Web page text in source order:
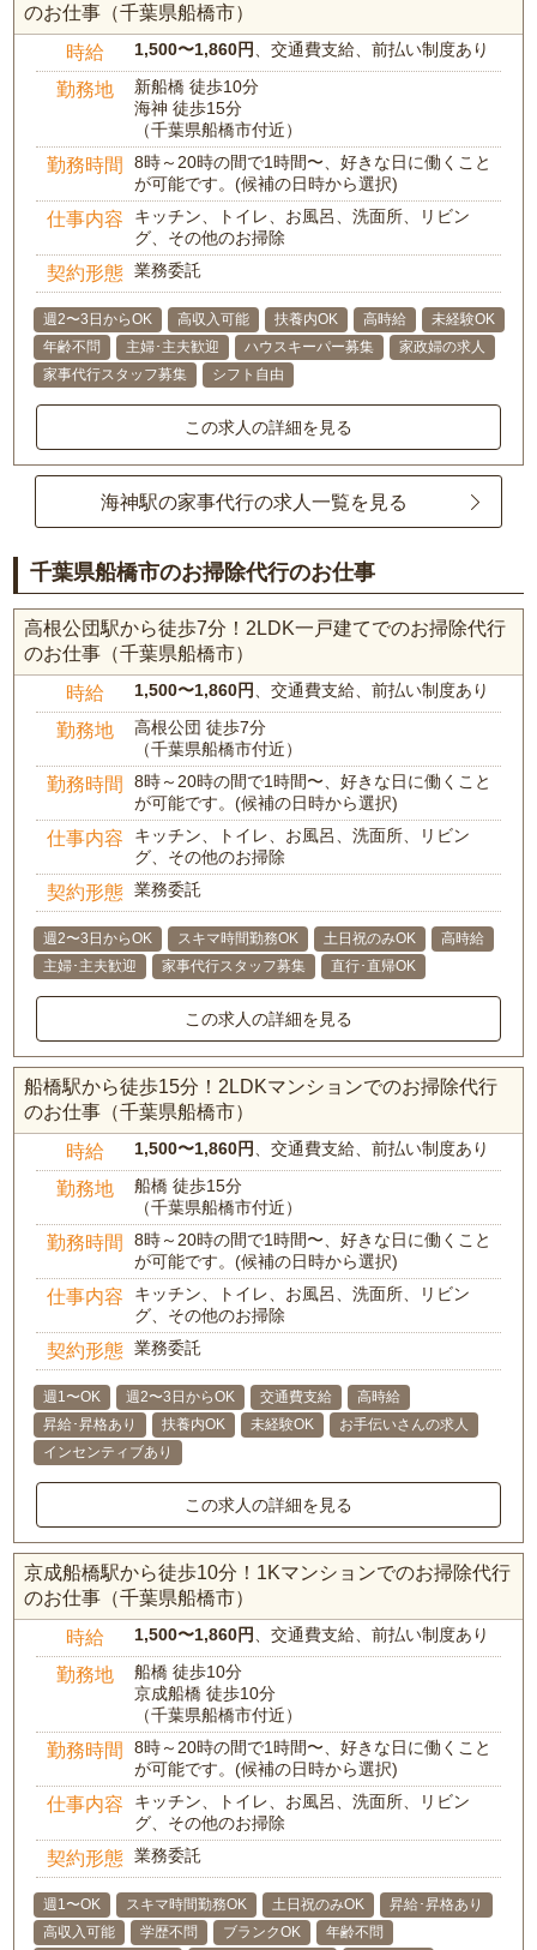
のお仕事（千葉県船橋市）
時給 1,500〜1,860円、交通費支給、前払い制度あり
勤務地
新船橋 徒歩10分
海神 徒歩15分
（千葉県船橋市付近）
勤務時間
8時～20時の間で1時間〜、好きな日に働くこと
が可能です。(候補の日時から選択)
仕事内容
キッチン、トイレ、お風呂、洗面所、リビン
グ、その他のお掃除
契約形態 業務委託
週2〜3日からOK 高収入可能 扶養内OK 高時給
未経験OK
年齢不問
主婦･主夫歓迎 ハウスキーパー募集
家政婦の求人
家事代行スタッフ募集
シフト自由
この求人の詳細を見る
海神駅の家事代行の求人一覧を見る
千葉県船橋市のお掃除代行のお仕事
高根公団駅から徒歩7分！2LDK一戸建てでのお掃除代行
のお仕事（千葉県船橋市）
時給 1,500〜1,860円 、交通費支給、前払い制度あり
勤務地
高根公団 徒歩7分
（千葉県船橋市付近）
勤務時間
8時～20時の間で1時間〜、好きな日に働くこと
が可能です。(候補の日時から選択)
仕事内容
キッチン、トイレ、お風呂、洗面所、リビン
グ、その他のお掃除
契約形態 業務委託
週2〜3日からOK スキマ時間勤務OK 土日祝のみOK
高時給
主婦･主夫歓迎
家事代行スタッフ募集 直行･直帰OK
この求人の詳細を見る
船橋駅から徒歩15分！2LDKマンションでのお掃除代行
のお仕事（千葉県船橋市）
時給 1,500〜1,860円 、交通費支給、前払い制度あり
勤務地
船橋 徒歩15分
（千葉県船橋市付近）
勤務時間
8時～20時の間で1時間〜、好きな日に働くこと
が可能です。(候補の日時から選択)
仕事内容
キッチン、トイレ、お風呂、洗面所、リビン
グ、その他のお掃除
契約形態 業務委託
週1〜OK 週2〜3日からOK 交通費支給
高時給
昇給･昇格あり
扶養内OK 未経験OK
お手伝いさんの求人
インセンティブあり
この求人の詳細を見る
京成船橋駅から徒歩10分！1Kマンションでのお掃除代行
のお仕事（千葉県船橋市）
時給 1,500〜1,860円 、交通費支給、前払い制度あり
勤務地
船橋 徒歩10分
京成船橋 徒歩10分
（千葉県船橋市付近）
勤務時間
8時～20時の間で1時間〜、好きな日に働くこと
が可能です。(候補の日時から選択)
仕事内容
キッチン、トイレ、お風呂、洗面所、リビン
グ、その他のお掃除
契約形態 業務委託
週1〜OK スキマ時間勤務OK 土日祝のみOK
昇給･昇格あり
高収入可能
学歴不問 ブランクOK 年齢不問